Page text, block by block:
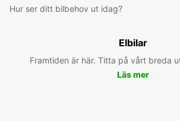
Hur ser ditt bilbehov ut idag?
Elbilar
Framtiden är här. Titta på vårt breda
Läs mer